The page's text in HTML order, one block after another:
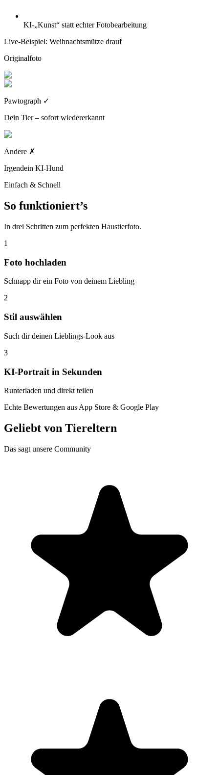
KI-„Kunst“ statt echter Fotobearbeitung
Live-Beispiel: Weihnachtsmütze drauf
Originalfoto
Pawtograph ✓
Dein Tier – sofort wiedererkannt
Andere ✗
Irgendein KI-Hund
Einfach & Schnell
So funktioniert’s
In drei Schritten zum perfekten Haustierfoto.
1
Foto hochladen
Schnapp dir ein Foto von deinem Liebling
2
Stil auswählen
Such dir deinen Lieblings-Look aus
3
KI-Portrait in Sekunden
Runterladen und direkt teilen
Echte Bewertungen aus App Store & Google Play
Geliebt von Tiereltern
Das sagt unsere Community